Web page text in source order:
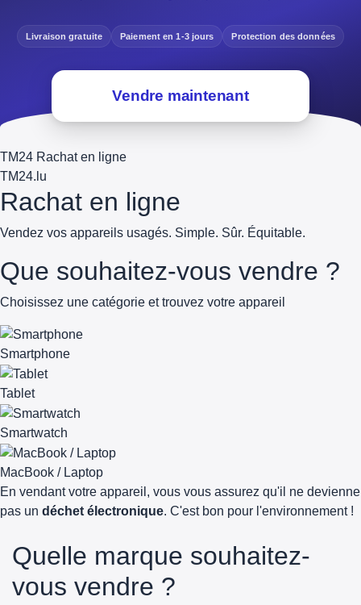
Livraison gratuite Paiement en 1-3 jours Protection des données
Vendre maintenant
TM24 Rachat en ligne
TM24.lu
Rachat en ligne
Vendez vos appareils usagés. Simple. Sûr. Équitable.
Que souhaitez-vous vendre ?
Choisissez une catégorie et trouvez votre appareil
Smartphone
Tablet
Smartwatch
MacBook / Laptop
En vendant votre appareil, vous vous assurez qu'il ne devienne
pas un déchet électronique. C'est bon pour l'environnement !
Quelle marque souhaitez-
vous vendre ?